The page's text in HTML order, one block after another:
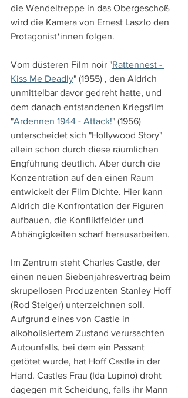
die Wendeltreppe in das Obergeschoß
wird die Kamera von Ernest Laszlo den
Protagonist*innen folgen.
Vom düsteren Film noir "Rattennest -
Kiss Me Deadly" (1955) , den Aldrich
unmittelbar davor gedreht hatte, und
dem danach entstandenen Kriegsfilm
"Ardennen 1944 - Attack!" (1956)
unterscheidet sich "Hollywood Story"
allein schon durch diese räumlichen
Engführung deutlich. Aber durch die
Konzentration auf den einen Raum
entwickelt der Film Dichte. Hier kann
Aldrich die Konfrontation der Figuren
aufbauen, die Konfliktfelder und
Abhängigkeiten scharf herausarbeiten.
Im Zentrum steht Charles Castle, der
einen neuen Siebenjahresvertrag beim
skrupellosen Produzenten Stanley Hoff
(Rod Steiger) unterzeichnen soll.
Aufgrund eines von Castle in
alkoholisiertem Zustand verursachten
Autounfalls, bei dem ein Passant
getötet wurde, hat Hoff Castle in der
Hand. Castles Frau (Ida Lupino) droht
dagegen mit Scheidung, falls ihr Mann